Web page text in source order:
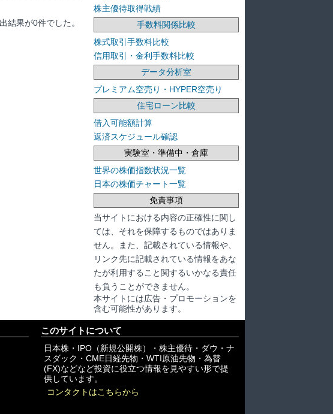
結果が0件でした。
株主優待取得戦績
手数料関係比較
株式取引手数料比較
信用取引・金利手数料比較
データ分析室
プレミアム空売り・HYPER空売り
住宅ローン比較
借入可能額計算
返済スケジュール確認
実験室・準備中・倉庫
世界の株価指数状況一覧
日本の株価チャート一覧
免責事項
当サイトにおける内容の正確性に関し
ては、それを保障するものではありま
せん。また、記載されている情報や、
リンク先に記載されている情報をあな
たが利用すること関するいかなる責任
も負うことができません。
本サイトには広告・プロモーションを
含む可能性があります。
このサイトについて
日本株・IPO（新規公開株）・株主優待・ダウ・ナ
スダック・CME日経先物・WTI原油先物・為替
(FX)などなど投資に役立つ情報を見やすい形で提
供しています。
コンタクトはこちらから